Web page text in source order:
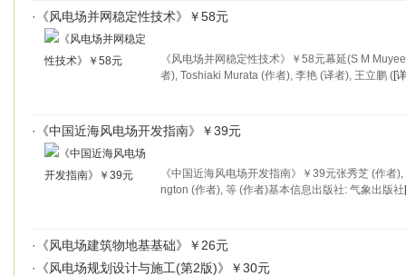
· 《风电场并网稳定性技术》￥58元
《风电场并网稳定性技术》￥58元幕延(S M
者), Toshiaki Murata (作者), 李艳 (译者), 王立鹏 ([
· 《中国近海风电场开发指南》￥39元
《中国近海风电场开发指南》￥39元张秀芝 (作者
ngton (作者), 等 (作者)基本信息出版社: 气象出版社
· 《风电场建筑物地基基础》￥26元
· 《风电场规划设计与施工(第2版)》￥30元